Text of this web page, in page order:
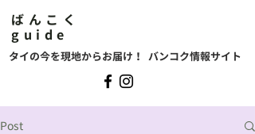
ばんこく
guide
タイの今を現地からお届け！ バンコク情報サイト
Post